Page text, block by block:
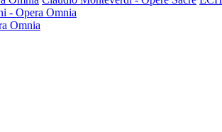
- Opera Omnia
Omnia